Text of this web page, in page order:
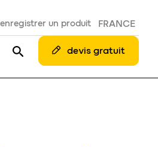
enregistrer un produit FRANCE
devis gratuit